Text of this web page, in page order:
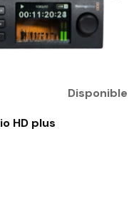
Disponible
HD plus